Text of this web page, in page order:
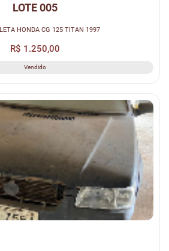
LOTE 005
HONDA CG 125 TITAN 1997
R$ 1.250,00
Vendido